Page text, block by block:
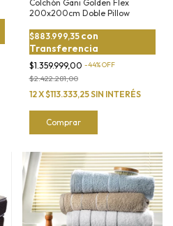
Colchón Gani Golden Flex
200x200cm Doble Pillow
$1.359.999,00 -44%OFF
$2.422.281,00
$883.999,35 con
Transferencia
12X$113.333,25SIN INTERÉS
Comprar